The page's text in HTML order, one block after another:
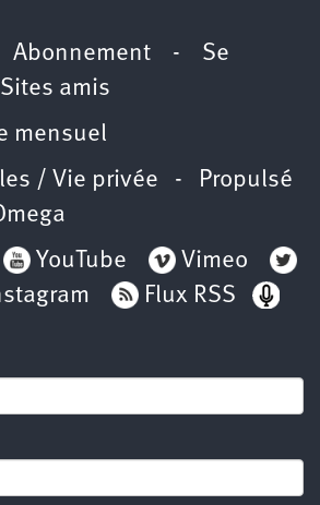
Abonnement - Se
Sites amis
mensuel
/ Vie privée - Propulsé
YouTube
Vimeo
Flux RSS